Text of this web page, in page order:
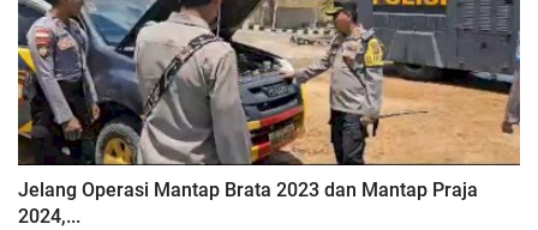
Jelang Operasi Mantap Brata 2023 dan Mantap Praja
2024,...